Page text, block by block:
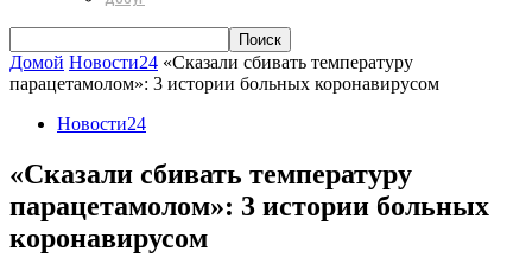
Домой Новости24 «Сказали сбивать температуру
парацетамолом»: 3 истории больных коронавирусом
Новости24
«Сказали сбивать температуру
парацетамолом»: 3 истории больных
коронавирусом